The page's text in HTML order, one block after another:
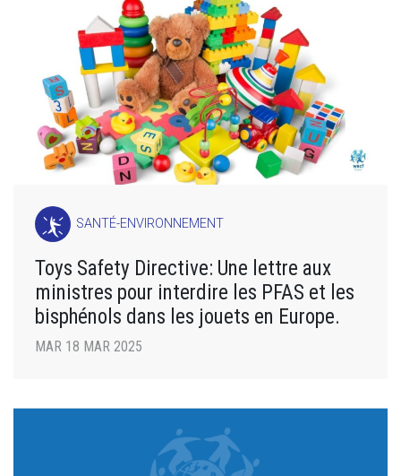
SANTÉ-ENVIRONNEMENT
Toys Safety Directive: Une lettre aux
ministres pour interdire les PFAS et les
bisphénols dans les jouets en Europe.
MAR 18 MAR 2025